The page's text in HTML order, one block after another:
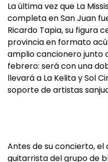
La última vez que La
completa en San Juan
Ricardo Tapia, su figura
provincia en formato
amplio cancionero junto
febrero: será con una
llevará a La Kelita y Sol
soporte de artistas
Antes de su concierto,
guitarrista del grupo de